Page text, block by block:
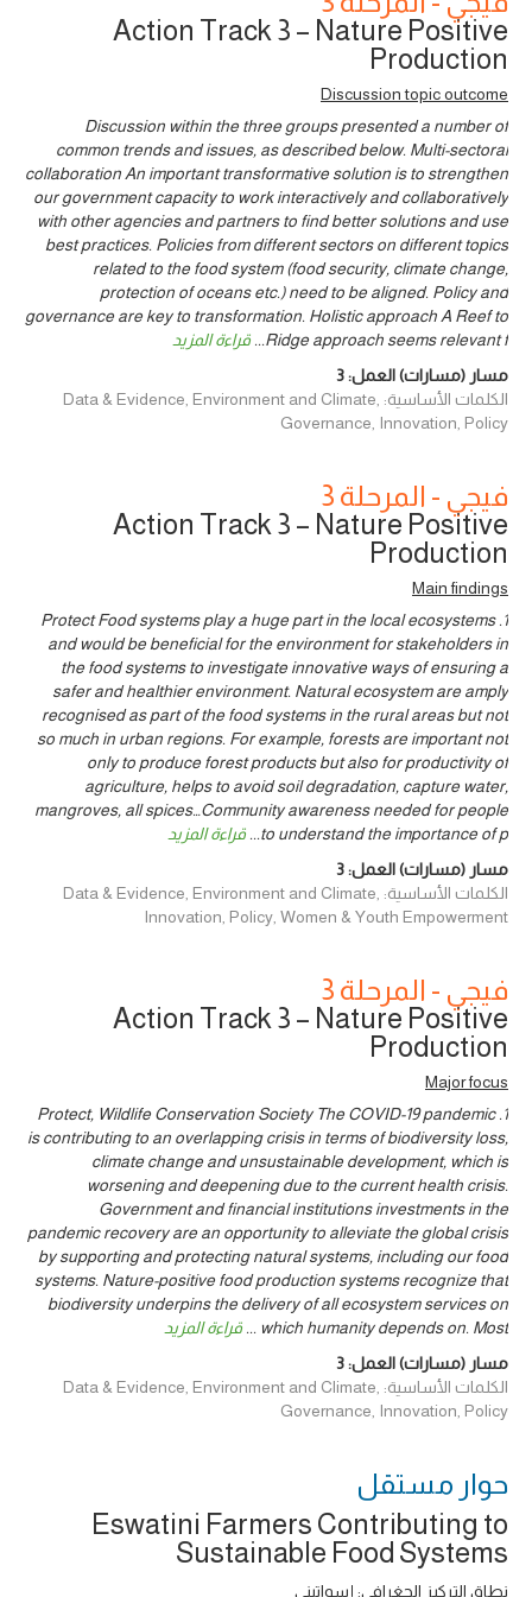
Action Track 3 – Nature Positive
Production
Discussion topic outcome
Discussion within the three groups presented a number of
common trends and issues, as described below. Multi-sectoral
collaboration An important transformative solution is to strengthen
our government capacity to work interactively and collaboratively
with other agencies and partners to find better solutions and use
best practices. Policies from different sectors on different topics
related to the food system (food security, climate change,
protection of oceans etc.) need to be aligned. Policy and
governance are key to transformation. Holistic approach A Reef to
Ridge approach seems relevant f
... قراءة المزيد
مسار (مسارات) العمل:3
الكلمات الأساسية: Data & Evidence, Environment and Climate,
Governance, Innovation, Policy
فيجي - المرحلة 3
Action Track 3 – Nature Positive
Production
Main findings
1. Protect Food systems play a huge part in the local ecosystems
and would be beneficial for the environment for stakeholders in
the food systems to investigate innovative ways of ensuring a
safer and healthier environment. Natural ecosystem are amply
recognised as part of the food systems in the rural areas but not
so much in urban regions. For example, forests are important not
only to produce forest products but also for productivity of
agriculture, helps to avoid soil degradation, capture water,
mangroves, all spices…Community awareness needed for people
to understand the importance of p
... قراءة المزيد
مسار (مسارات) العمل:3
الكلمات الأساسية: Data & Evidence, Environment and Climate,
Innovation, Policy, Women & Youth Empowerment
فيجي - المرحلة 3
Action Track 3 – Nature Positive
Production
Major focus
1. Protect, Wildlife Conservation Society The COVID-19 pandemic
is contributing to an overlapping crisis in terms of biodiversity loss,
climate change and unsustainable development, which is
worsening and deepening due to the current health crisis.
Government and financial institutions investments in the
pandemic recovery are an opportunity to alleviate the global crisis
by supporting and protecting natural systems, including our food
systems. Nature-positive food production systems recognize that
biodiversity underpins the delivery of all ecosystem services on
which humanity depends on. Most
... قراءة المزيد
مسار (مسارات) العمل:3
الكلمات الأساسية: Data & Evidence, Environment and Climate,
Governance, Innovation, Policy
حوار ‎مستقل
Eswatini Farmers Contributing to
Sustainable Food Systems
نطاق التركيز الجغرافي: إسواتيني